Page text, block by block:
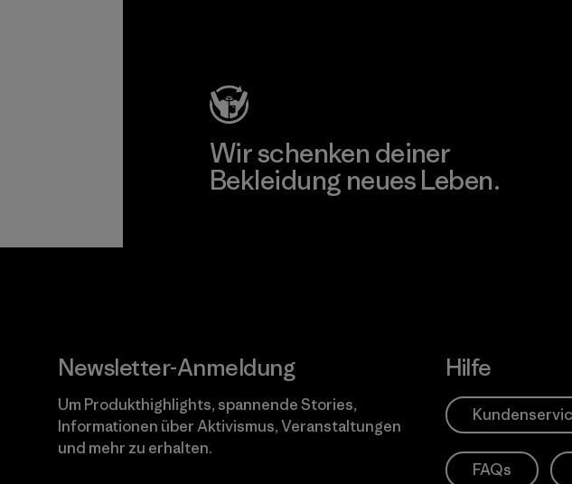
Wir schenken deiner
Bekleidung neues Leben.
Newsletter-Anmeldung
Um Produkthighlights, spannende Stories,
Informationen über Aktivismus, Veranstaltungen
und mehr zu erhalten.
Hilfe
FAQs